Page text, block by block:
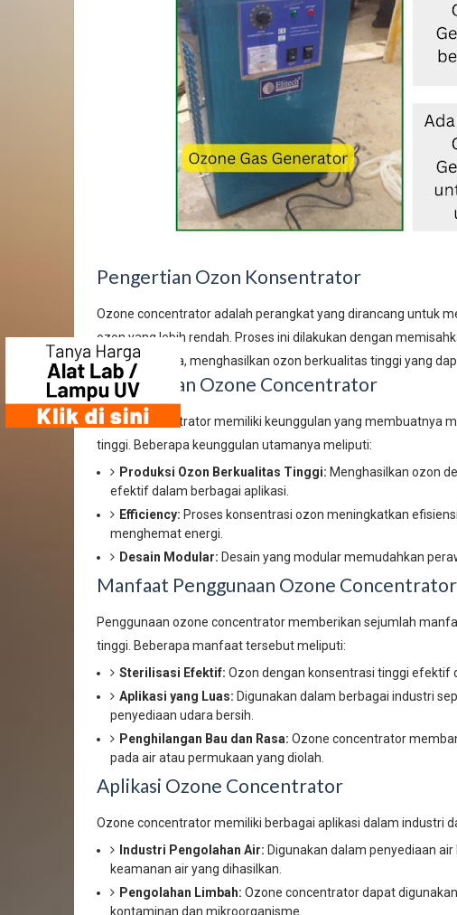
Pengertian Ozon Konsentrator
Ozone concentrator adalah perangkat yang dirancang untuk
ozon yang lebih rendah. Proses ini dilakukan dengan
konsentrasinya, menghasilkan ozon berkualitas tinggi yang
Keunggulan Ozone Concentrator
Ozone concentrator memiliki keunggulan yang membuatnya
tinggi. Beberapa keunggulan utamanya meliputi:
Produksi Ozon Berkualitas Tinggi: Menghasilkan ozon
efektif dalam berbagai aplikasi.
Efficiency: Proses konsentrasi ozon meningkatkan
menghemat energi.
Desain Modular: Desain yang modular memudahkan
Manfaat Penggunaan Ozone Concentrator
Penggunaan ozone concentrator memberikan sejumlah
tinggi. Beberapa manfaat tersebut meliputi:
Sterilisasi Efektif: Ozon dengan konsentrasi tinggi efektif
Aplikasi yang Luas: Digunakan dalam berbagai industri
penyediaan udara bersih.
Penghilangan Bau dan Rasa: Ozone concentrator
pada air atau permukaan yang diolah.
Aplikasi Ozone Concentrator
Ozone concentrator memiliki berbagai aplikasi dalam industri
Industri Pengolahan Air: Digunakan dalam penyediaan
keamanan air yang dihasilkan.
Pengolahan Limbah: Ozone concentrator dapat
kontaminan dan mikroorganisme.